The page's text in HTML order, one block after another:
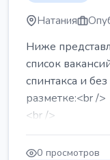
Натания
Ниже
список
спинтакса и
разметке:<br />
<br />
Работа в
требу...
0 просмотров